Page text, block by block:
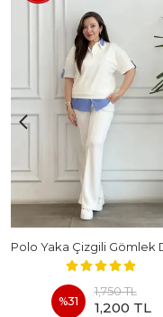
%31
1,750 TL
1,200 TL